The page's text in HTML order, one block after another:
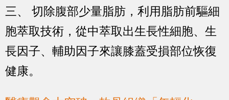
三、 切除腹部少量脂肪，利用脂肪前驅細
胞萃取技術，從中萃取出生長性細胞、生
長因子、輔助因子來讓膝蓋受損部位恢復
健康。